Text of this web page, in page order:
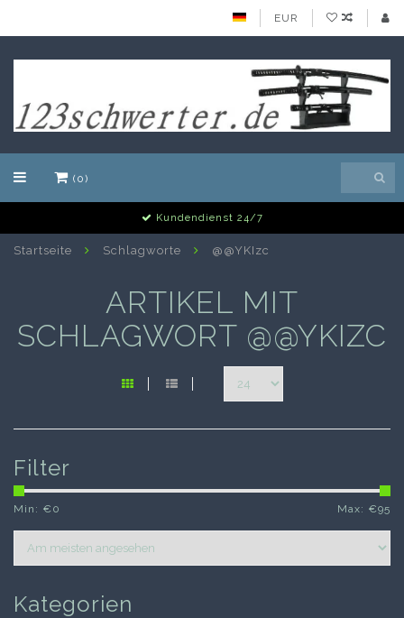
EUR
(0)
Kundendienst 24/7
Startseite Schlagworte @@YKIzc
ARTIKEL MIT
SCHLAGWORT @@YKIZC
Filter
Min: €0 Max: €95
Kategorien